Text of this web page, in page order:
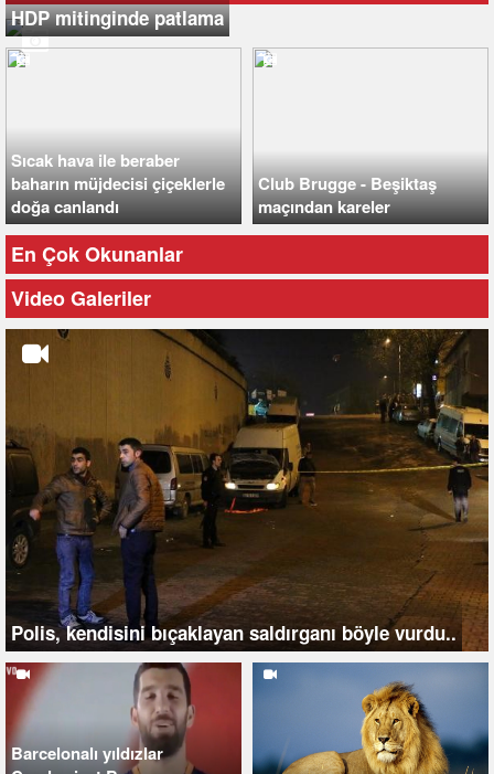
HDP mitinginde patlama
Sıcak hava ile beraber
baharın müjdecisi çiçeklerle
doğa canlandı
Club Brugge - Beşiktaş
maçından kareler
En Çok Okunanlar
Video Galeriler
Polis, kendisini bıçaklayan saldırganı böyle vurdu..
Barcelonalı yıldızlar